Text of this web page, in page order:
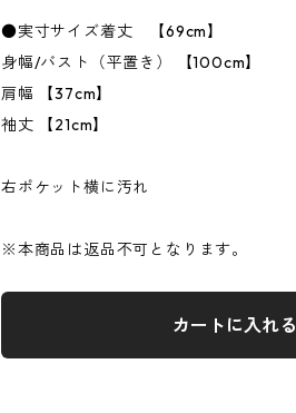
●実寸サイズ着丈 【69cm】
身幅/バスト（平置き） 【100cm】
肩幅 【37cm】
袖丈 【21cm】
右ポケット横に汚れ
※本商品は返品不可となります。
カートに入れる